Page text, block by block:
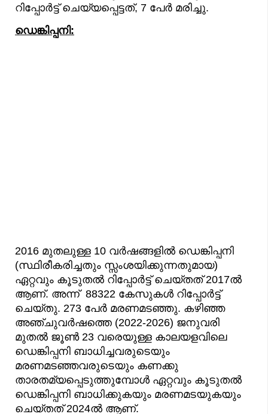
റിപ്പോർട്ട് ചെയ്യപ്പെട്ടത്, 7 പേര്‍ മരിച്ചു.
ഡെങ്കിപ്പനി:
2016 മുതലുള്ള 10 വർഷങ്ങളിൽ ഡെങ്കിപ്പനി
(സ്ഥിരീകരിച്ചതും സ്സംശയിക്കുന്നതുമായ)
ഏറ്റവും കൂടുതൽ റിപ്പോർട്ട് ചെയ്‌തത് 2017ൽ
ആണ്. അന്ന് 88322 കേസുകൾ റിപ്പോർട്ട്
ചെയ്തു. 273 പേർ മരണമടഞ്ഞു. കഴിഞ്ഞ
അഞ്ചുവർഷത്തെ (2022-2026) ജനുവരി
മുതൽ ജൂൺ 23 വരെയുള്ള കാലയളവിലെ
ഡെങ്കിപ്പനി ബാധിച്ചവരുടെയും
മരണമടഞ്ഞവരുടെയും കണക്കു
താരതമ്യപ്പെടുത്തുമ്പോള്‍ ഏറ്റവും കൂടുതൽ
ഡെങ്കിപ്പനി ബാധിക്കുകയും മരണമടയുകയും
ചെയ്തത് 2024ല്‍ ആണ്.